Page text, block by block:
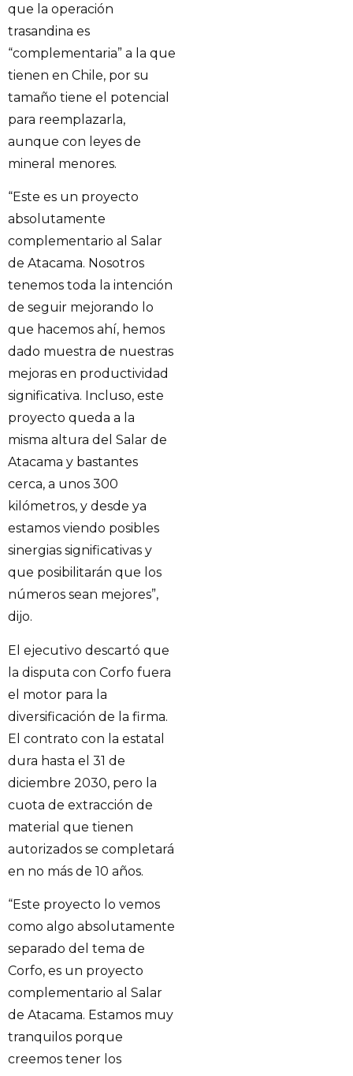
que la operación
trasandina es
“complementaria” a la que
tienen en Chile, por su
tamaño tiene el potencial
para reemplazarla,
aunque con leyes de
mineral menores.
“Este es un proyecto
absolutamente
complementario al Salar
de Atacama. Nosotros
tenemos toda la intención
de seguir mejorando lo
que hacemos ahí, hemos
dado muestra de nuestras
mejoras en productividad
significativa. Incluso, este
proyecto queda a la
misma altura del Salar de
Atacama y bastantes
cerca, a unos 300
kilómetros, y desde ya
estamos viendo posibles
sinergias significativas y
que posibilitarán que los
números sean mejores”,
dijo.
El ejecutivo descartó que
la disputa con Corfo fuera
el motor para la
diversificación de la firma.
El contrato con la estatal
dura hasta el 31 de
diciembre 2030, pero la
cuota de extracción de
material que tienen
autorizados se completará
en no más de 10 años.
“Este proyecto lo vemos
como algo absolutamente
separado del tema de
Corfo, es un proyecto
complementario al Salar
de Atacama. Estamos muy
tranquilos porque
creemos tener los